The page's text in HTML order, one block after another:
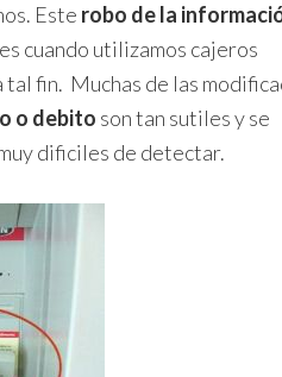
Este robo de la
cuando utilizamos cajeros
fin. Muchas de las
o debito son tan sutiles y se
dificiles de detectar.